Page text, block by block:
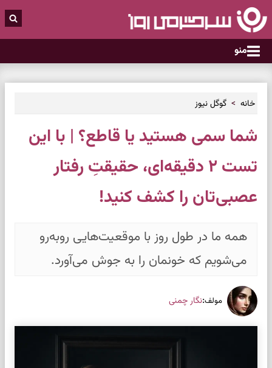
منو
خانه گوگل نیوز
شما سمی هستید یا قاطع؟ | با این
تست ۲ دقیقه‌ای، حقیقتِ رفتار
عصبی‌تان را کشف کنید!
همه ما در طول روز با موقعیت‌هایی روبه‌رو
می‌شویم که خونمان را به جوش می‌آورد.
مولف:نگار چمنی